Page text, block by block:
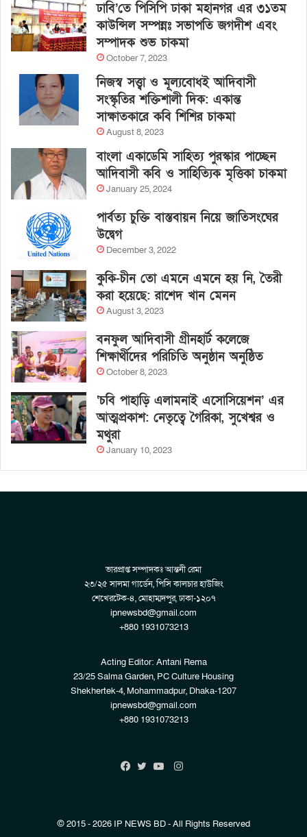
ঢাবি’তে পিসিপি ঢাকা মহানগর এর ৩১তম
কাউন্সিল সম্পন্নঃ সভাপতি জগদীশ এবং
সম্পাদক শুভ চাকমা
October 7, 2023
নিজস্ব সত্ত্বা ও মূল্যবোধই আদিবাসী
সংস্কৃতির শক্তিশালী দিক: একান্ত
সাক্ষাতকারে কবি শিশির চাকমা
August 8, 2023
বাংলা একাডেমি সাহিত্য পুরস্কার পাচ্ছেন
আদিবাসী কবি ও সাহিত্যিক মৃত্তিকা চাকমা
January 25, 2024
পার্বত্য চুক্তি বাস্তবায়ন নিয়ে জাতিসংঘের
উদ্বেগ
December 3, 2022
কুকি-চীন তো এমনে এমনে হয় নি, তৈরী
করা হয়েছে: রাশেদ খান মেনন
August 3, 2023
বনফুল আদিবাসী গ্রীনহার্ট কলেজে
শিক্ষার্থীদের পরিচিতি অনুষ্ঠান অনুষ্ঠিত
October 8, 2023
‘চবি পাহাড়ি এলামনাই এসোসিয়েশন’ এর
আত্মপ্রকাশ: নেতৃত্বে গৈরিকা, সুখেশ্বর ও
মথুরা
January 10, 2023
ভারপ্রাপ্ত সম্পাদকঃ আন্তনী রেমা
২৩/২৫ সালমা গার্ডেন, পিসি কালচার হাউজিং
শেখেরটেক-৪, মোহাম্মদপুর, ঢাকা-১২০৭
ipnewsbd@gmail.com
+880 1931073213
Acting Editor: Antani Rema
23/25 Salma Garden, PC Culture Housing
Shekhertek-4, Mohammadpur, Dhaka-1207
ipnewsbd@gmail.com
+880 1931073213
Instagram
© 2015 - 2026 IP NEWS BD - All Rights Reserved